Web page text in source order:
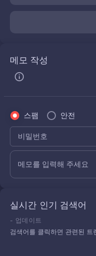
메모 작성
스팸 안전
비밀번호
메모를 입력해 주세요
실시간 인기 검색어
- 업데이트
검색어를 클릭하면 관련된